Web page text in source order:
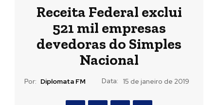
Receita Federal exclui
521 mil empresas
devedoras do Simples
Nacional
Por: Diplomata FM Data: 15 de janeiro de 2019